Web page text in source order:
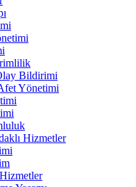
Bildirimi
Yönetimi
Hizmetler